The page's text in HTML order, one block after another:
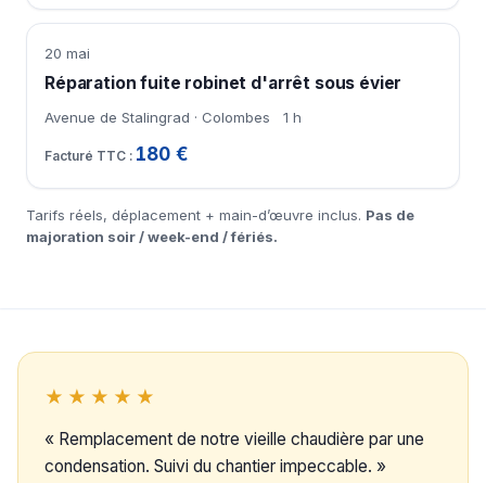
20 mai
Réparation fuite robinet d'arrêt sous évier
Avenue de Stalingrad · Colombes 1 h
180 €
Tarifs réels, déplacement + main-d’œuvre inclus. Pas de
majoration soir / week-end / fériés.
★★★★★
« Remplacement de notre vieille chaudière par une
condensation. Suivi du chantier impeccable. »